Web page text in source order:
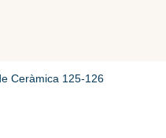
Ceràmica 125-126